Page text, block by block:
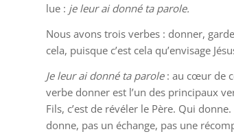
lue : je leur ai donné ta parole.
Nous avons trois verbes : donner,
cela, puisque c’est cela qu’envisage
Je leur ai donné ta parole: au cœur de
verbe donner est l’un des principaux
Fils, c’est de révéler le Père. Qui
donne, pas un échange, pas une